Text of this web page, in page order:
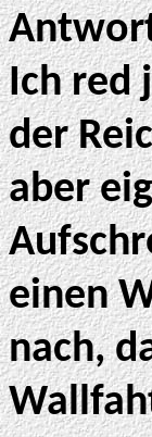
Ich red
der
aber
einen
nach,